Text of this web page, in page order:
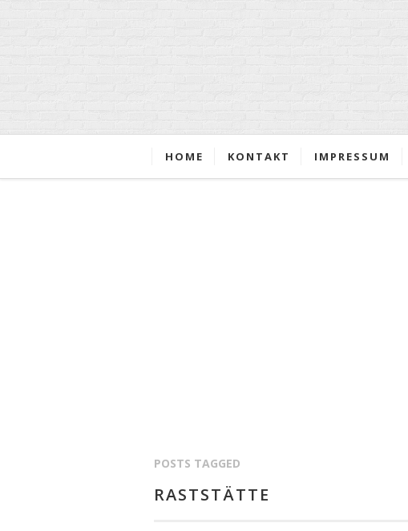
HOME KONTAKT IMPRESSUM
POSTS TAGGED
RASTSTÄTTE